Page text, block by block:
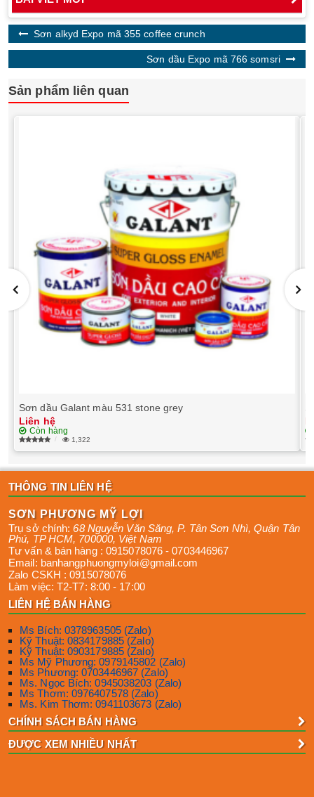
Sơn alkyd Expo mã 355 coffee crunch
Sơn dầu Expo mã 766 somsri
Sản phẩm liên quan
Sơn dầu Galant màu 531 stone grey
Liên hệ
Còn hàng
1,322
THÔNG TIN LIÊN HỆ
SƠN PHƯƠNG MỸ LỢI
Trụ sở chính:68 Nguyễn Văn Săng, P. Tân Sơn Nhì,Quận Tân
Phú, TP HCM, 700000, Việt Nam
Tư vấn & bán hàng : 0915078076 -0703446967
Email: banhangphuongmyloi@gmail.com
Zalo CSKH :0915078076
Làm việc: T2-T7: 8:00 - 17:00
LIÊN HỆ BÁN HÀNG
Ms Bích: 0378963505 (Zalo)
Kỹ Thuật: 0834179885 (Zalo)
Kỹ Thuật: 0903179885 (Zalo)
Ms Mỹ Phương: 0979145802 (Zalo)
Ms Phương: 0703446967 (Zalo)
Ms. Ngọc Bích: 0945038203 (Zalo)
Ms Thơm: 0976407578 (Zalo)
Ms. Kim Thơm: 0941103673 (Zalo)
CHÍNH SÁCH BÁN HÀNG
ĐƯỢC XEM NHIỀU NHẤT